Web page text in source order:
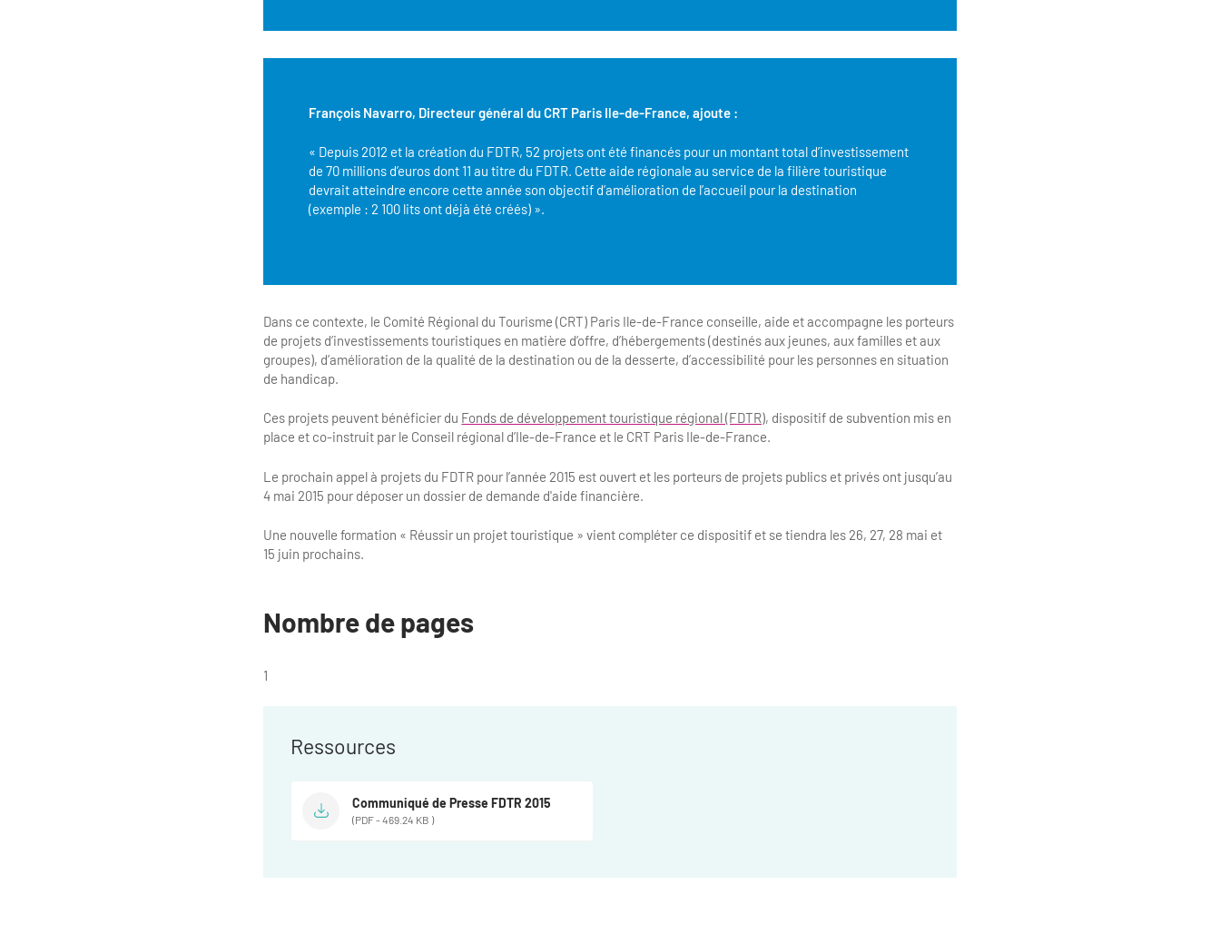
François Navarro, Directeur général du CRT Paris Ile-de-France, ajoute :
« Depuis 2012 et la création du FDTR, 52 projets ont été financés pour un montant total d’investissement
de 70 millions d’euros dont 11 au titre du FDTR. Cette aide régionale au service de la filière touristique
devrait atteindre encore cette année son objectif d’amélioration de l’accueil pour la destination
(exemple : 2 100 lits ont déjà été créés) ».
Dans ce contexte, le Comité Régional du Tourisme (CRT) Paris Ile-de-France conseille, aide et accompagne les porteurs
de projets d’investissements touristiques en matière d’offre, d’hébergements (destinés aux jeunes, aux familles et aux
groupes), d’amélioration de la qualité de la destination ou de la desserte, d’accessibilité pour les personnes en situation
de handicap.
Ces projets peuvent bénéficier du Fonds de développement touristique régional (FDTR), dispositif de subvention mis en
place et co-instruit par le Conseil régional d’Ile-de-France et le CRT Paris Ile-de-France.
Le prochain appel à projets du FDTR pour l’année 2015 est ouvert et les porteurs de projets publics et privés ont jusqu’au
4 mai 2015 pour déposer un dossier de demande d'aide financière.
Une nouvelle formation « Réussir un projet touristique » vient compléter ce dispositif et se tiendra les 26, 27, 28 mai et
15 juin prochains.
Nombre de pages
1
Ressources
Communiqué de Presse FDTR 2015
(PDF - 469.24 KB )